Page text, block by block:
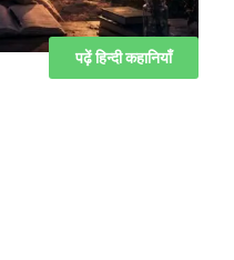
पढ़ें हिन्दी कहानियाँ